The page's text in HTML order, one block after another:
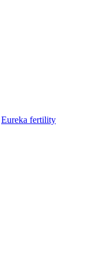
Eureka fertility